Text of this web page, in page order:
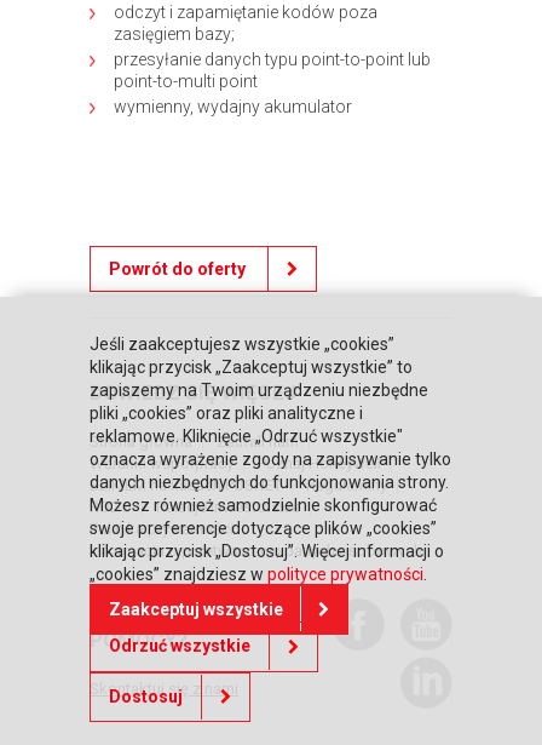
odczyt i zapamiętanie kodów poza
zasięgiem bazy;
przesyłanie danych typu point-to-point lub
point-to-multi point
wymienny, wydajny akumulator
Powrót do oferty
DOWIEDZ SIĘ WIĘCEJ
Strona główna
Zaufali nam
Warunki współpracy
Poznaj Honeywell
BLIKIEM na kasach POSNET
Regulaminy
RODO
Relacje inwestorskie
Polityka prywatności
Informacja o przetwarzaniu danych osobowych
POTRZEBUJESZ
POMOCY?
Skontaktuj się z nami
Jeśli zaakceptujesz wszystkie „cookies”
klikając przycisk „Zaakceptuj wszystkie” to
zapiszemy na Twoim urządzeniu niezbędne
pliki „cookies” oraz pliki analityczne i
reklamowe. Kliknięcie „Odrzuć wszystkie"
oznacza wyrażenie zgody na zapisywanie tylko
danych niezbędnych do funkcjonowania strony.
Możesz również samodzielnie skonfigurować
swoje preferencje dotyczące plików „cookies”
klikając przycisk „Dostosuj”. Więcej informacji o
„cookies” znajdziesz w polityce prywatności
Zaakceptuj wszystkie
Odrzuć wszystkie
Dostosuj